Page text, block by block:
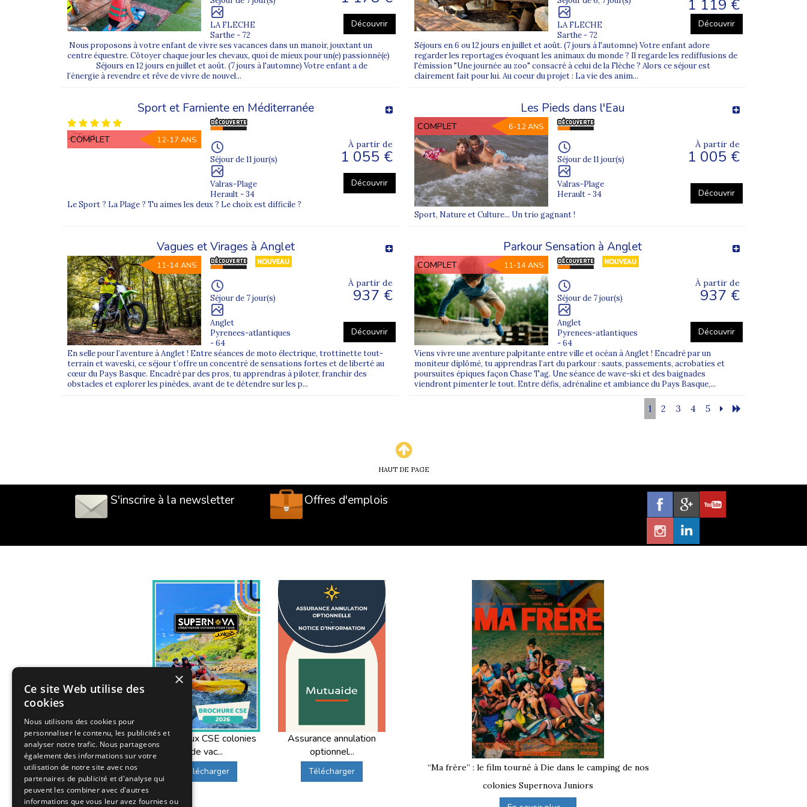
2. Comment est assuré l’encadrement ?
Chaque groupe est encadré par des animateurs diplômés BAFA ou BAFD avec un taux d’encadrement renforcé.
3. Peut-on choisir un départ proche de chez soi ?
Oui, nous proposons des départs depuis de nombreuses villes françaises afin de faciliter l’accès aux séjours.
LA FLECHE
Sarthe - 72
Découvrir
Nous proposons à votre enfant de vivre ses vacances dans un manoir, jouxtant un
centre équestre. Côtoyer chaque jour les chevaux, quoi de mieux pour un(e) passionné(e)
Séjours en 12 jours en juillet et août. (7 jours à l'automne) Votre enfant a de
l’énergie à revendre et rêve de vivre de nouvel...
LA FLECHE
Sarthe - 72
1 119 €
Découvrir
Séjours en 6 ou 12 jours en juillet et août. (7 jours à l'automne) Votre enfant adore
regarder les reportages évoquant les animaux du monde ? Il regarde les rediffusions de
l'émission "Une journée au zoo" consacré à celui de la Flèche ? Alors ce séjour est
clairement fait pour lui. Au coeur du projet : La vie des anim...
Sport et Farniente en Méditerranée
COMPLET 12-17 ANS
Séjour de 11 jour(s)
Valras-Plage
Herault - 34
À partir de
1 055 €
Découvrir
Le Sport ? La Plage ? Tu aimes les deux ? Le choix est difficile ?
Les Pieds dans l'Eau
COMPLET 6-12 ANS
Séjour de 11 jour(s)
Valras-Plage
Herault - 34
À partir de
1 005 €
Découvrir
Sport, Nature et Culture... Un trio gagnant !
Vagues et Virages à Anglet
11-14 ANS
Séjour de 7 jour(s)
Anglet
Pyrenees-atlantiques
- 64
À partir de
937 €
Découvrir
En selle pour l’aventure à Anglet ! Entre séances de moto électrique, trottinette tout-
terrain et waveski, ce séjour t’offre un concentré de sensations fortes et de liberté au
cœur du Pays Basque. Encadré par des pros, tu apprendras à piloter, franchir des
obstacles et explorer les pinèdes, avant de te détendre sur les p...
Parkour Sensation à Anglet
COMPLET 11-14 ANS
Séjour de 7 jour(s)
Anglet
Pyrenees-atlantiques
- 64
À partir de
937 €
Découvrir
Viens vivre une aventure palpitante entre ville et océan à Anglet ! Encadré par un
moniteur diplômé, tu apprendras l’art du parkour : sauts, passements, acrobaties et
poursuites épiques façon Chase Tag. Une séance de wave-ski et des baignades
viendront pimenter le tout. Entre défis, adrénaline et ambiance du Pays Basque,...
1 2 3 4 5
HAUT DE PAGE
S'inscrire à la newsletter Offres d'emplois
Offres aux CSE colonies
de vac...
Télécharger
Assurance annulation
optionnel...
Télécharger
“Ma frère” : le film tourné à Die dans le camping de nos
colonies Supernova Juniors
×
Ce site Web utilise des
cookies
Nous utilisons des cookies pour
personnaliser le contenu, les publicités et
analyser notre trafic. Nous partageons
également des informations sur votre
utilisation de notre site avec nos
partenaires de publicité et d'analyse qui
peuvent les combiner avec d'autres
informations que vous leur avez fournies ou